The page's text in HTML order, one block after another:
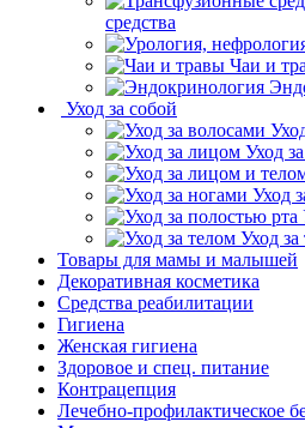
средства
Чаи и
Уход за собой
Уход
Уход
Уход за
Товары для мамы и малышей
Декоративная косметика
Средства реабилитации
Гигиена
Женская гигиена
Здоровое и спец. питание
Контрацепция
Лечебно-профилактическое